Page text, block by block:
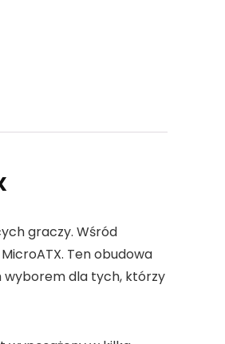
graczy. Wśród
Ten obudowa
wyborem dla tych, którzy